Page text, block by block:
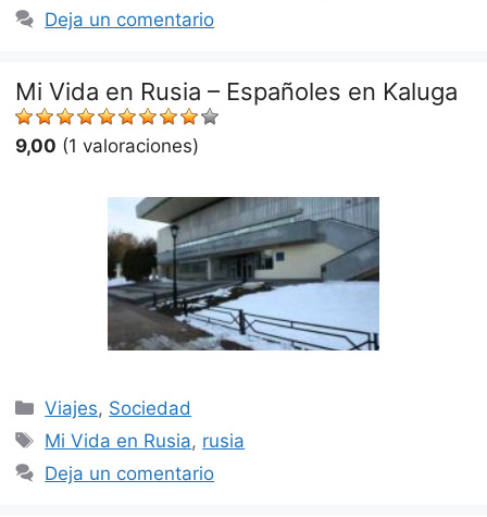
Deja un comentario
Mi Vida en Rusia – Españoles en Kaluga
9,00 (1 valoraciones)
Categorías
Viajes, Sociedad
Etiquetas
Mi Vida en Rusia, rusia
Deja un comentario